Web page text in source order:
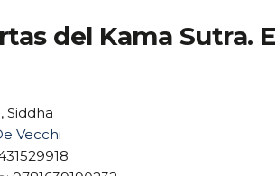
del Kama Sutra.
Siddha
Vecchi